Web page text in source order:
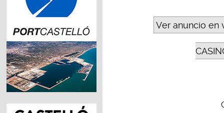
Ver anuncio en